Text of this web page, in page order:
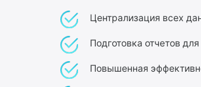
Централизация всех
Подготовка отчетов
Повышенная